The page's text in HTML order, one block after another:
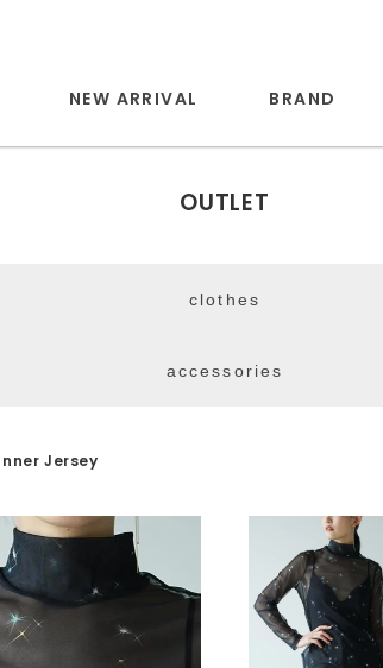
NEW ARRIVAL BRAND
OUTLET
clothes
accessories
Jersey